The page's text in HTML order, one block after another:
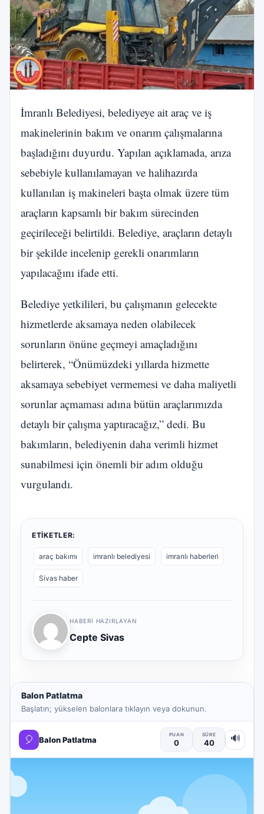
İmranlı Belediyesi, belediyeye ait araç ve iş
makinelerinin bakım ve onarım çalışmalarına
başladığını duyurdu. Yapılan açıklamada, arıza
sebebiyle kullanılamayan ve halihazırda
kullanılan iş makineleri başta olmak üzere tüm
araçların kapsamlı bir bakım sürecinden
geçirileceği belirtildi. Belediye, araçların detaylı
bir şekilde incelenip gerekli onarımların
yapılacağını ifade etti.
Belediye yetkilileri, bu çalışmanın gelecekte
hizmetlerde aksamaya neden olabilecek
sorunların önüne geçmeyi amaçladığını
belirterek, “Önümüzdeki yıllarda hizmette
aksamaya sebebiyet vermemesi ve daha maliyetli
sorunlar açmaması adına bütün araçlarımızda
detaylı bir çalışma yaptıracağız,” dedi. Bu
bakımların, belediyenin daha verimli hizmet
sunabilmesi için önemli bir adım olduğu
vurgulandı.
ETIKETLER:
araç bakımı imranlı belediyesi imranlı haberleri
Sivas haber
HABERI HAZIRLAYAN
Cepte Sivas
Balon Patlatma
Başlatın; yükselen balonlara tıklayın veya dokunun.